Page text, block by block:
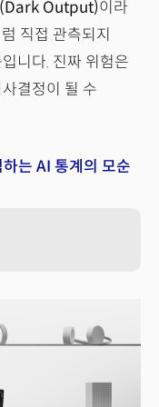
Output)이라
직접 관측되지
니다. 진짜 위험은
결정이 될 수
하는 AI 통계의 모순